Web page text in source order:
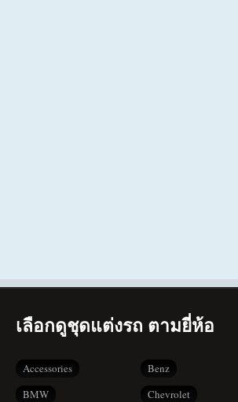
เลือกดูชุดแต่งรถ ตามยี่ห้อ
Accessories
Benz
BMW
Chevrolet